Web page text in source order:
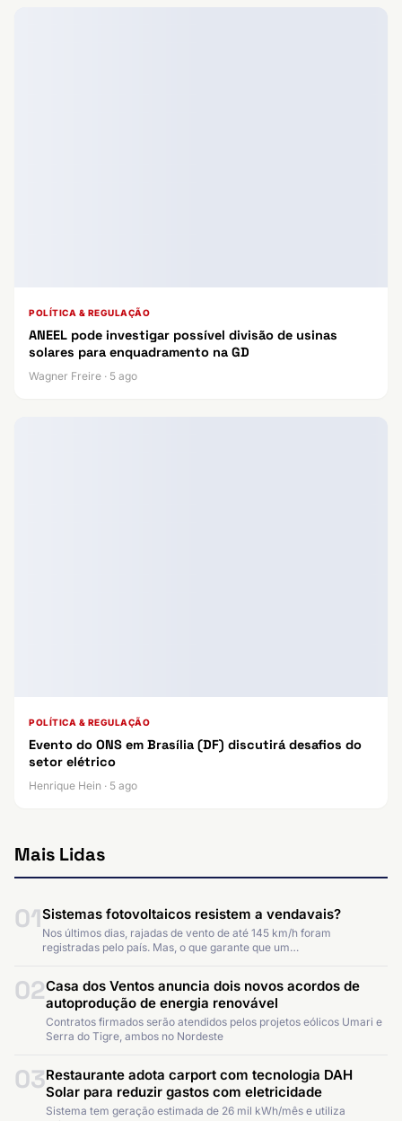
POLÍTICA & REGULAÇÃO
ANEEL pode investigar possível divisão de usinas
solares para enquadramento na GD
Wagner Freire · 5 ago
POLÍTICA & REGULAÇÃO
Evento do ONS em Brasília (DF) discutirá desafios do
setor elétrico
Henrique Hein · 5 ago
Mais Lidas
01Sistemas fotovoltaicos resistem a vendavais?
Nos últimos dias, rajadas de vento de até 145 km/h foram
registradas pelo país. Mas, o que garante que um…
02Casa dos Ventos anuncia dois novos acordos de
autoprodução de energia renovável
Contratos firmados serão atendidos pelos projetos eólicos Umari e
Serra do Tigre, ambos no Nordeste
03Restaurante adota carport com tecnologia DAH
Solar para reduzir gastos com eletricidade
Sistema tem geração estimada de 26 mil kWh/mês e utiliza